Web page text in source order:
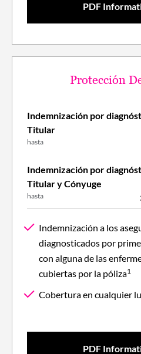
PDF
Protección
Indemnización por
Titular
hasta
Indemnización por
Titular y Cónyuge
hasta
Indemnización a los
diagnosticados por
con alguna de las
cubiertas por la póliza1
Cobertura en cualquier
PDF